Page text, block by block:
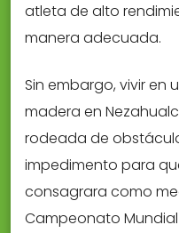
atleta de alto
manera adecuada.
Sin embargo, vivir en
madera en
rodeada de
impedimento para
consagrara como
Campeonato